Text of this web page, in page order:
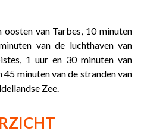
van Tarbes, 10 minuten
van de luchthaven van
1 uur en 30 minuten van
45 minuten van de stranden van
Zee.